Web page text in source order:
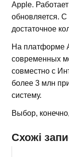
Apple.
обновляется.
достаточное
На платформе
современных
совместно с
более 3 млн
систему.
Выбор,
Схожі